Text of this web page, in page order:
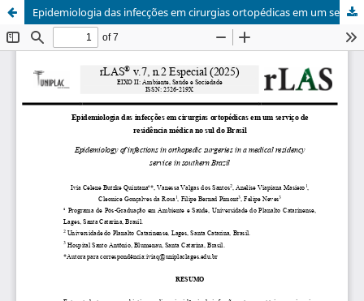
Epidemiologia das infecções em cirurgias ortopédicas em um serviço de residência médica no sul do Brasil